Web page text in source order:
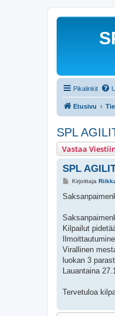
Pikalinkit
Etusivu
SPL
Vastaa
SPL
V
e
i
Kirjoittaja
Kilpailut
Virallinen
luokan 3
Lauantaina
Tervetuloa